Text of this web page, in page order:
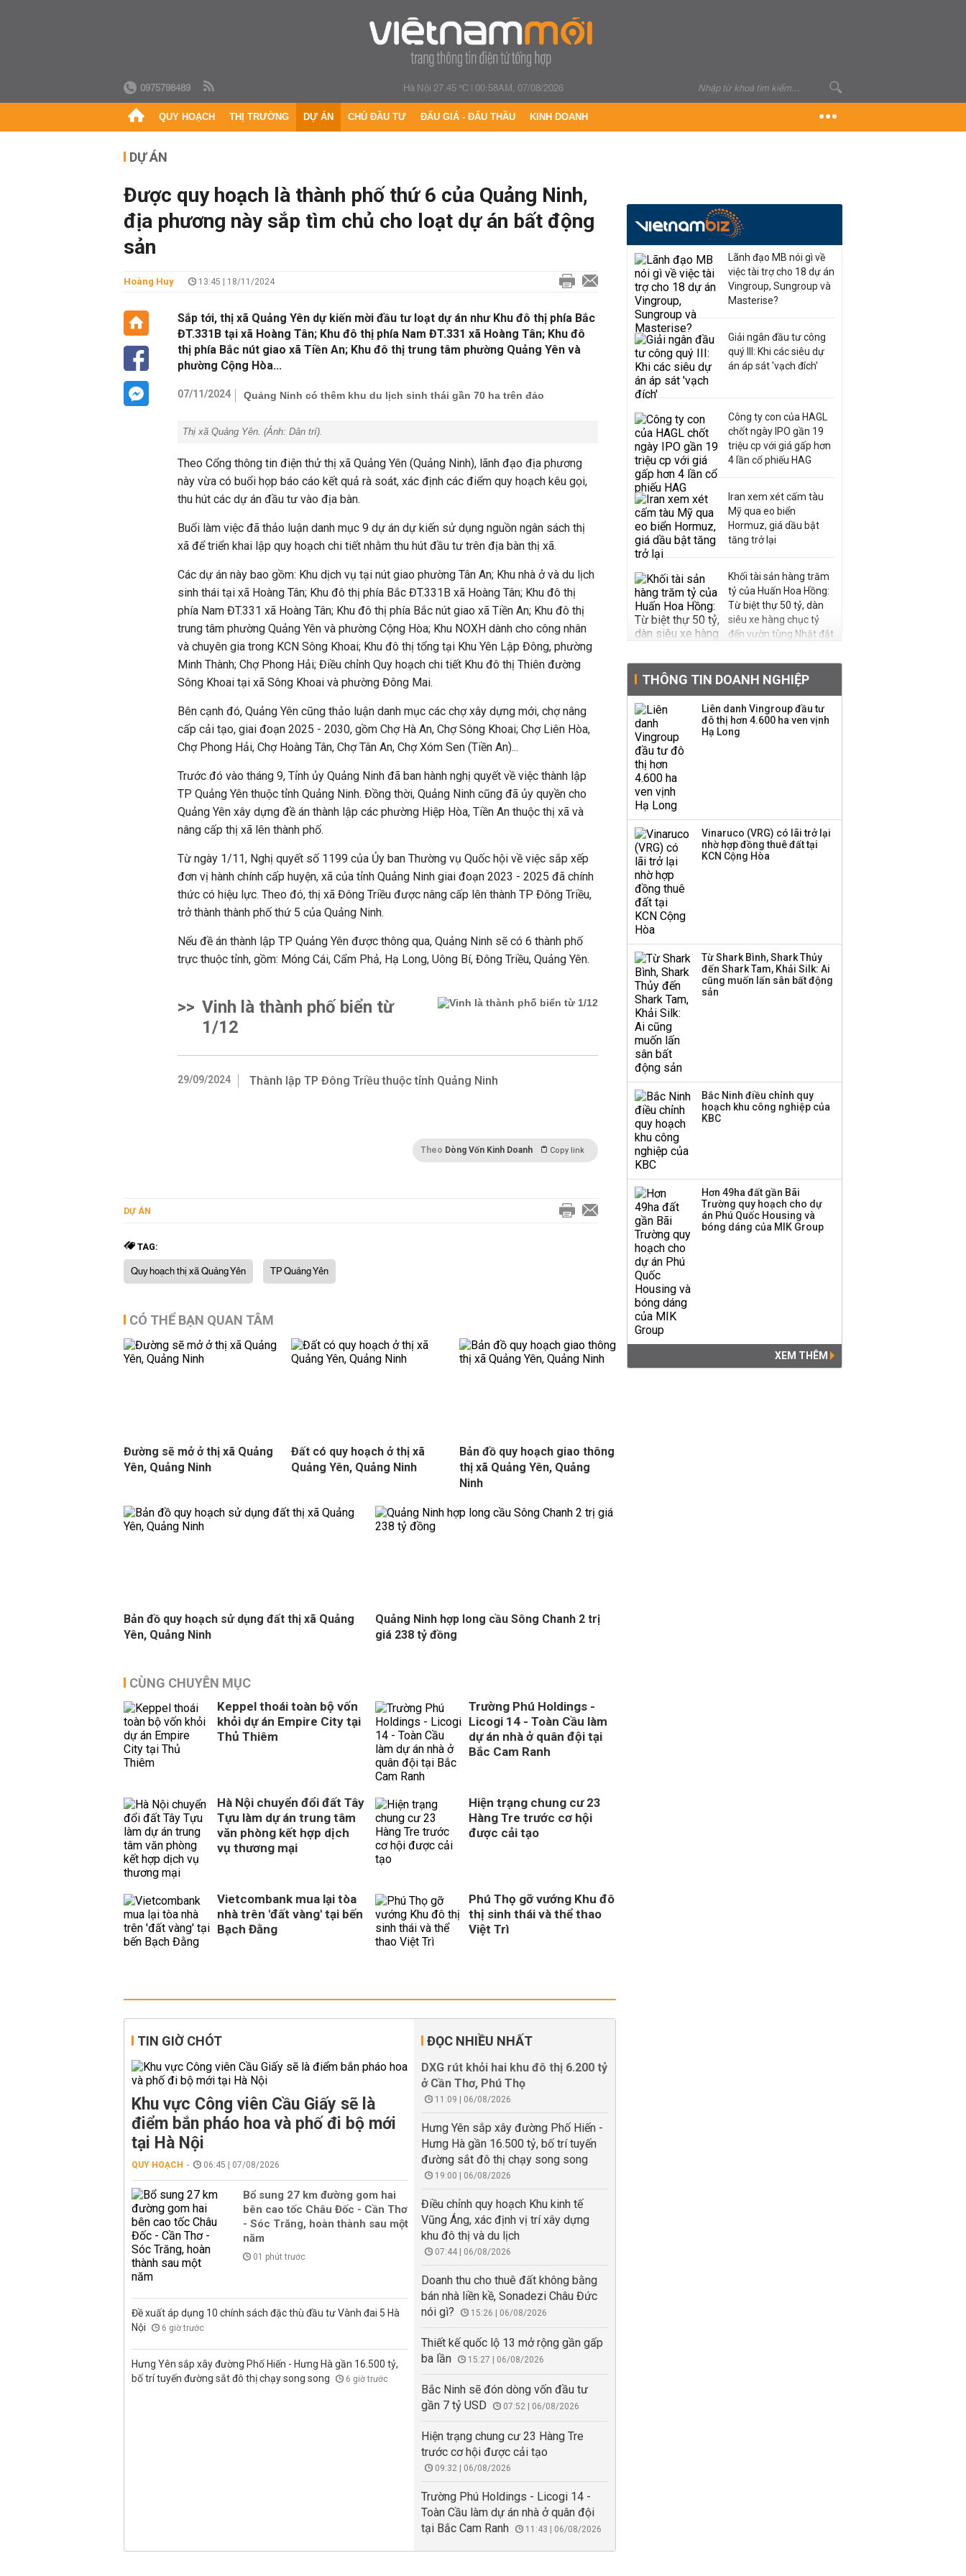
0975798489 Hà Nội 27.45 °C|00:58AM, 07/08/2026
QUY HOẠCH THỊ TRƯỜNG DỰ ÁN CHỦ ĐẦU TƯ ĐẤU GIÁ - ĐẤU THẦU KINH DOANH
DỰ ÁN
Được quy hoạch là thành phố thứ 6 của Quảng Ninh,
địa phương này sắp tìm chủ cho loạt dự án bất động
sản
Hoàng Huy 13:45 | 18/11/2024
Sắp tới, thị xã Quảng Yên dự kiến mời đầu tư loạt dự án như Khu đô thị phía Bắc
ĐT.331B tại xã Hoàng Tân; Khu đô thị phía Nam ĐT.331 xã Hoàng Tân; Khu đô
thị phía Bắc nút giao xã Tiền An; Khu đô thị trung tâm phường Quảng Yên và
phường Cộng Hòa...
07/11/2024 Quảng Ninh có thêm khu du lịch sinh thái gần 70 ha trên đảo
Thị xã Quảng Yên. (Ảnh: Dân trí).
Theo Cổng thông tin điện thử thị xã Quảng Yên (Quảng Ninh), lãnh đạo địa phương
này vừa có buổi họp báo cáo kết quả rà soát, xác định các điểm quy hoạch kêu gọi,
thu hút các dự án đầu tư vào địa bàn.
Buổi làm việc đã thảo luận danh mục 9 dự án dự kiến sử dụng nguồn ngân sách thị
xã để triển khai lập quy hoạch chi tiết nhằm thu hút đầu tư trên địa bàn thị xã.
Các dự án này bao gồm: Khu dịch vụ tại nút giao phường Tân An; Khu nhà ở và du lịch
sinh thái tại xã Hoàng Tân; Khu đô thị phía Bắc ĐT.331B xã Hoàng Tân; Khu đô thị
phía Nam ĐT.331 xã Hoàng Tân; Khu đô thị phía Bắc nút giao xã Tiền An; Khu đô thị
trung tâm phường Quảng Yên và phường Cộng Hòa; Khu NOXH dành cho công nhân
và chuyên gia trong KCN Sông Khoai; Khu đô thị tổng tại Khu Yên Lập Đông, phường
Minh Thành; Chợ Phong Hải; Điều chỉnh Quy hoạch chi tiết Khu đô thị Thiên đường
Sông Khoai tại xã Sông Khoai và phường Đông Mai.
Bên cạnh đó, Quảng Yên cũng thảo luận danh mục các chợ xây dựng mới, chợ nâng
cấp cải tạo, giai đoạn 2025 - 2030, gồm Chợ Hà An, Chợ Sông Khoai; Chợ Liên Hòa,
Chợ Phong Hải, Chợ Hoàng Tân, Chợ Tân An, Chợ Xóm Sen (Tiền An)...
Trước đó vào tháng 9, Tỉnh ủy Quảng Ninh đã ban hành nghị quyết về việc thành lập
TP Quảng Yên thuộc tỉnh Quảng Ninh. Đồng thời, Quảng Ninh cũng đã ủy quyền cho
Quảng Yên xây dựng đề án thành lập các phường Hiệp Hòa, Tiền An thuộc thị xã và
nâng cấp thị xã lên thành phố.
Từ ngày 1/11, Nghị quyết số 1199 của Ủy ban Thường vụ Quốc hội về việc sắp xếp
đơn vị hành chính cấp huyện, xã của tỉnh Quảng Ninh giai đoạn 2023 - 2025 đã chính
thức có hiệu lực. Theo đó, thị xã Đông Triều được nâng cấp lên thành TP Đông Triều,
trở thành thành phố thứ 5 của Quảng Ninh.
Nếu đề án thành lập TP Quảng Yên được thông qua, Quảng Ninh sẽ có 6 thành phố
trực thuộc tỉnh, gồm: Móng Cái, Cẩm Phả, Hạ Long, Uông Bí, Đông Triều, Quảng Yên.
>> Vinh là thành phố biển từ
1/12
29/09/2024 Thành lập TP Đông Triều thuộc tỉnh Quảng Ninh
Theo Dòng Vốn Kinh Doanh Copy link
DỰ ÁN
TAG:
Quy hoạch thị xã Quảng Yên TP Quảng Yên
CÓ THỂ BẠN QUAN TÂM
Đường sẽ mở ở thị xã Quảng
Yên, Quảng Ninh
Đất có quy hoạch ở thị xã
Quảng Yên, Quảng Ninh
Bản đồ quy hoạch giao thông
thị xã Quảng Yên, Quảng
Ninh
Bản đồ quy hoạch sử dụng đất thị xã Quảng
Yên, Quảng Ninh
Quảng Ninh hợp long cầu Sông Chanh 2 trị
giá 238 tỷ đồng
CÙNG CHUYÊN MỤC
Keppel thoái toàn bộ vốn
khỏi dự án Empire City tại
Thủ Thiêm
Trường Phú Holdings -
Licogi 14 - Toàn Cầu làm
dự án nhà ở quân đội tại
Bắc Cam Ranh
Hà Nội chuyển đổi đất Tây
Tựu làm dự án trung tâm
văn phòng kết hợp dịch
vụ thương mại
Hiện trạng chung cư 23
Hàng Tre trước cơ hội
được cải tạo
Vietcombank mua lại tòa
nhà trên 'đất vàng' tại bến
Bạch Đằng
Phú Thọ gỡ vướng Khu đô
thị sinh thái và thể thao
Việt Trì
TIN GIỜ CHÓT
Khu vực Công viên Cầu Giấy sẽ là
điểm bắn pháo hoa và phố đi bộ mới
tại Hà Nội
QUY HOẠCH 06:45 | 07/08/2026
Bổ sung 27 km đường gom hai
bên cao tốc Châu Đốc - Cần Thơ
- Sóc Trăng, hoàn thành sau một
năm
01 phút trước
Đề xuất áp dụng 10 chính sách đặc thù đầu tư Vành đai 5 Hà
Nội
6 giờ trước
Hưng Yên sắp xây đường Phố Hiến - Hưng Hà gần 16.500 tỷ,
bố trí tuyến đường sắt đô thị chạy song song
6 giờ trước
ĐỌC NHIỀU NHẤT
DXG rút khỏi hai khu đô thị 6.200 tỷ
ở Cần Thơ, Phú Thọ
11:09 | 06/08/2026
Hưng Yên sắp xây đường Phố Hiến -
Hưng Hà gần 16.500 tỷ, bố trí tuyến
đường sắt đô thị chạy song song
19:00 | 06/08/2026
Điều chỉnh quy hoạch Khu kinh tế
Vũng Áng, xác định vị trí xây dựng
khu đô thị và du lịch
07:44 | 06/08/2026
Doanh thu cho thuê đất không bằng
bán nhà liền kề, Sonadezi Châu Đức
nói gì?
15:26 | 06/08/2026
Thiết kế quốc lộ 13 mở rộng gần gấp
ba lần
15:27 | 06/08/2026
Bắc Ninh sẽ đón dòng vốn đầu tư
gần 7 tỷ USD
07:52 | 06/08/2026
Hiện trạng chung cư 23 Hàng Tre
trước cơ hội được cải tạo
09:32 | 06/08/2026
Trường Phú Holdings - Licogi 14 -
Toàn Cầu làm dự án nhà ở quân đội
tại Bắc Cam Ranh
11:43 | 06/08/2026
Lãnh đạo MB nói gì về
việc tài trợ cho 18 dự án
Vingroup, Sungroup và
Masterise?
Giải ngân đầu tư công
quý III: Khi các siêu dự
án áp sát 'vạch đích'
Công ty con của HAGL
chốt ngày IPO gần 19
triệu cp với giá gấp hơn
4 lần cổ phiếu HAG
Iran xem xét cấm tàu
Mỹ qua eo biển
Hormuz, giá dầu bật
tăng trở lại
Khối tài sản hàng trăm
tỷ của Huấn Hoa Hồng:
Từ biệt thự 50 tỷ, dàn
siêu xe hàng chục tỷ
đến vườn tùng Nhật đắt
Chứng khoán Mỹ đồng
loạt giảm điểm khi giá
dầu quay đầu tăng
Hơn 227.000 tài khoản
gia nhập thị trường
nhiệm khi dự án chậm
tiến độ, đội vốn
THÔNG TIN DOANH NGHIỆP
Liên danh Vingroup đầu tư
đô thị hơn 4.600 ha ven vịnh
Hạ Long
Vinaruco (VRG) có lãi trở lại
nhờ hợp đồng thuê đất tại
KCN Cộng Hòa
Từ Shark Bình, Shark Thủy
đến Shark Tam, Khải Silk: Ai
cũng muốn lấn sân bất động
sản
Bắc Ninh điều chỉnh quy
hoạch khu công nghiệp của
KBC
Hơn 49ha đất gần Bãi
Trường quy hoạch cho dự
án Phú Quốc Housing và
bóng dáng của MIK Group
XEM THÊM